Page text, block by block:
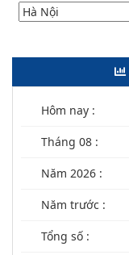
Hôm nay :
Tháng 08 :
Năm 2026 :
Năm trước :
Tổng số :